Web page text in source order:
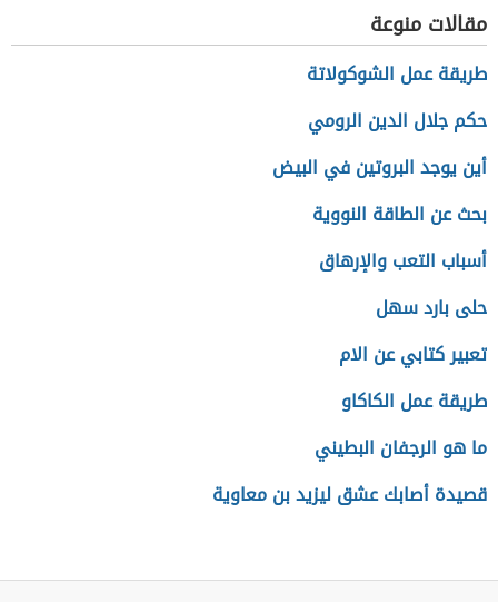
مقالات منوعة
طريقة عمل الشوكولاتة
حكم جلال الدين الرومي
أين يوجد البروتين في البيض
بحث عن الطاقة النووية
أسباب التعب والإرهاق
حلى بارد سهل
تعبير كتابي عن الام
طريقة عمل الكاكاو
ما هو الرجفان البطيني
قصيدة أصابك عشق ليزيد بن معاوية